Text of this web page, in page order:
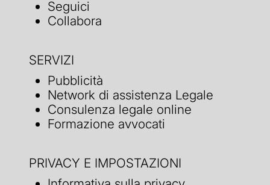
Seguici
Collabora
SERVIZI
Pubblicità
Network di assistenza Legale
Consulenza legale online
Formazione avvocati
PRIVACY E IMPOSTAZIONI